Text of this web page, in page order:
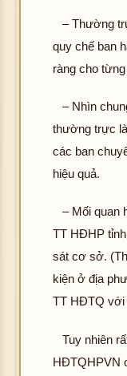
– Thường
quy chế ban
ràng cho
– Nhìn
thường trực
các ban
hiệu quả.
– Mối quan
TT HĐHP
sát cơ sở.
kiện ở địa
TT HĐTQ với
Tuy nhiên
HĐTQHPVN